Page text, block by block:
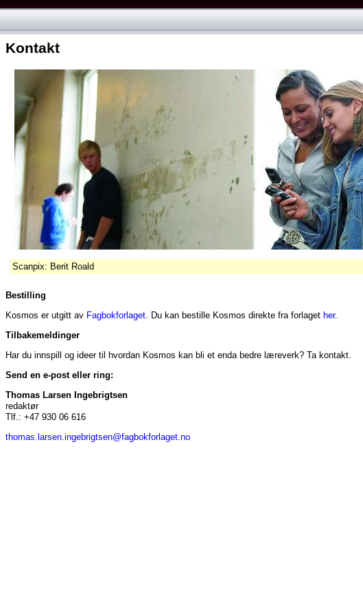
Kontakt
Scanpix: Berit Roald
Bestilling
Kosmos er utgitt av Fagbokforlaget. Du kan bestille Kosmos direkte fra forlaget her.
Tilbakemeldinger
Har du innspill og ideer til hvordan Kosmos kan bli et enda bedre læreverk? Ta kontakt.
Send en e-post eller ring:
Thomas Larsen Ingebrigtsen
redaktør
Tlf.: +47 930 06 616
thomas.larsen.ingebrigtsen@fagbokforlaget.no